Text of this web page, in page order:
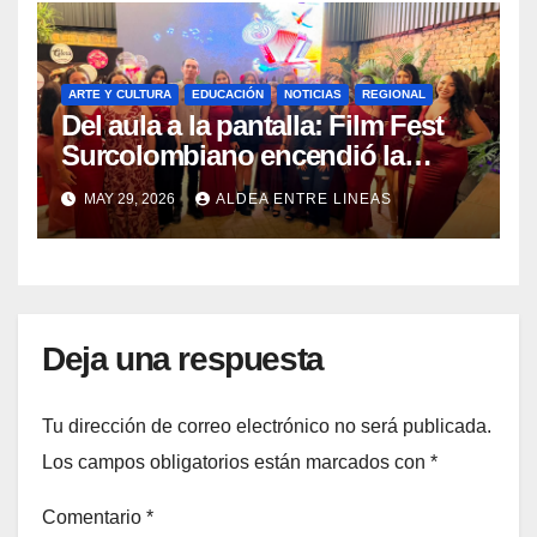
ARTE Y CULTURA EDUCACIÓN NOTICIAS REGIONAL
Del aula a la pantalla: Film Fest
Surcolombiano encendió la
creatividad audiovisual en
Pitalito
MAY 29, 2026 ALDEA ENTRE LINEAS
Deja una respuesta
Tu dirección de correo electrónico no será publicada.
Los campos obligatorios están marcados con *
Comentario *